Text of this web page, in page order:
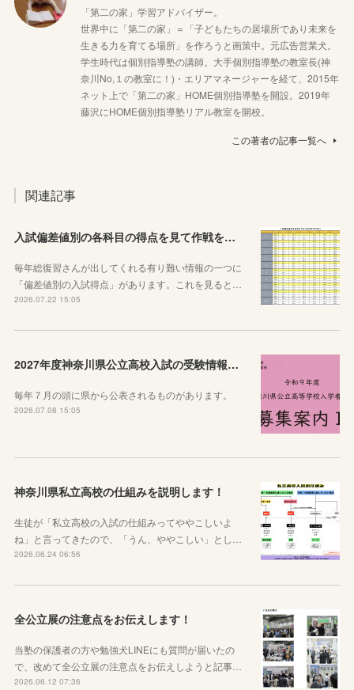
「第二の家」学習アドバイザー。
世界中に「第二の家」＝「子どもたちの居場所であり未来を
生きる力を育てる場所」を作ろうと画策中。元広告営業犬。
学生時代は個別指導塾の講師。大手個別指導塾の教室長(神
奈川No,１の教室に！)・エリアマネージャーを経て、2015年
ネット上で「第二の家」HOME個別指導塾を開設。2019年
藤沢にHOME個別指導塾リアル教室を開校。
この著者の記事一覧へ
関連記事
入試偏差値別の各科目の得点を見て作戦を練ろう！
毎年総復習さんが出してくれる有り難い情報の一つに
「偏差値別の入試得点」があります。これを見ると…
2026.07.22 15:05
2027年度神奈川県公立高校入試の受験情報のまとめ【実施要項・募集案内等】
毎年７月の頭に県から公表されるものがあります。
2026.07.08 15:05
神奈川県私立高校の仕組みを説明します！
生徒が「私立高校の入試の仕組みってややこしいよ
ね」と言ってきたので、「うん、ややこしい」とし…
2026.06.24 06:56
全公立展の注意点をお伝えします！
当塾の保護者の方や勉強犬LINEにも質問が届いたの
で、改めて全公立展の注意点をお伝えしようと記事…
2026.06.12 07:36